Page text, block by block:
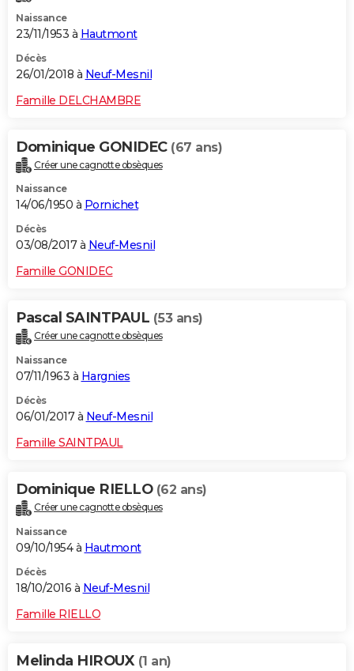
Naissance
23/11/1953 à Hautmont
Décès
26/01/2018 à Neuf-Mesnil
Famille DELCHAMBRE
Dominique GONIDEC (67 ans)
Créer une cagnotte obsèques
Naissance
14/06/1950 à Pornichet
Décès
03/08/2017 à Neuf-Mesnil
Famille GONIDEC
Pascal SAINTPAUL (53 ans)
Créer une cagnotte obsèques
Naissance
07/11/1963 à Hargnies
Décès
06/01/2017 à Neuf-Mesnil
Famille SAINTPAUL
Dominique RIELLO (62 ans)
Créer une cagnotte obsèques
Naissance
09/10/1954 à Hautmont
Décès
18/10/2016 à Neuf-Mesnil
Famille RIELLO
Melinda HIROUX (1 an)